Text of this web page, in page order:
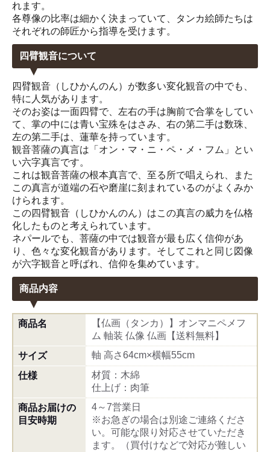
れます。
各尊像の比率は細かく決まっていて、タンカ絵師たちは
それぞれの師匠から指導を受けます。
四臂観音について
四臂観音（しひかんのん）が数多い変化観音の中でも、
特に人気があります。
そのお姿は一面四臂で、左右の手は胸前で合掌をしてい
て、掌の中には青い宝殊をはさみ、右の第二手は数珠、
左の第二手は、蓮華を持っています。
観音菩薩の真言は「オン・マ・ニ・ペ・メ・フム」とい
い六字真言です。
これは観音菩薩の根本真言で、至る所で唱えられ、また
この真言が道端の石や磨崖に刻まれているのがよくみか
けられます。
この四臂観音（しひかんのん）はこの真言の威力を仏格
化したものと考えられています。
ネパールでも、菩薩の中では観音が最も広く信仰があ
り、色々な変化観音があります。そしてこれと同じ図像
が六字観音と呼ばれ、信仰を集めています。
商品内容
商品名
【仏画（タンカ）】オンマニペメフ
ム 軸装 仏像 仏画【送料無料】
サイズ
軸 高さ64cm×横幅55cm
仕様
材質：木綿
仕上げ：肉筆
商品お届けの
目安時期
4～7営業日
※お急ぎの場合は別途ご連絡くださ
い。可能な限り対応させていただき
ます。（買付けなどで対応が難しい